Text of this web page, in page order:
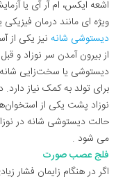
اشعه ایکس، ام آر آی یا
ویژه ای مانند درمان
دیستوشی شانه نیز یکی از
از بیرون آمدن سر نوزاد و
دیستوشی یا سخت‌زایی شانه
برای تولد به کمک نیاز
نوزاد پشت یکی از
حالت دیستوشی شانه در
می شود .
فلج عصب صورت
اگر در هنگام زایمان فشار